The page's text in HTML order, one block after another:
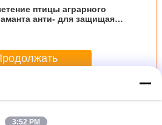
птицы аграрного
анти- для защищая
3:52 PM